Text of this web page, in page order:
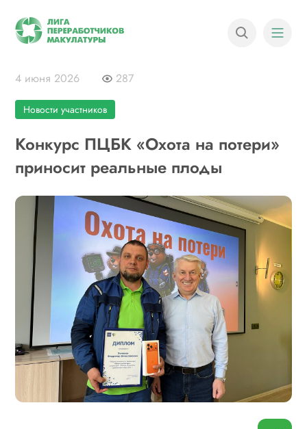
4 июня 2026 287
Новости участников
Конкурс ПЦБК «Охота на потери»
приносит реальные плоды